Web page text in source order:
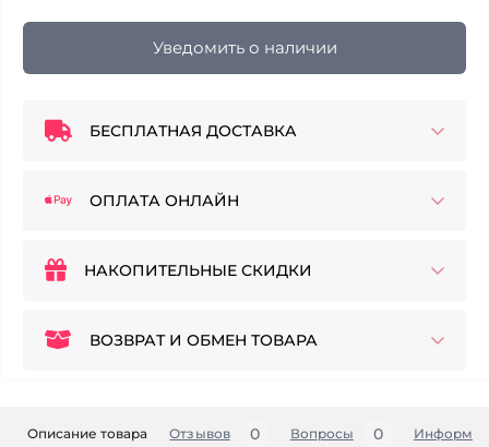
Уведомить о наличии
БЕСПЛАТНАЯ ДОСТАВКА
ОПЛАТА ОНЛАЙН
НАКОПИТЕЛЬНЫЕ СКИДКИ
ВОЗВРАТ И ОБМЕН ТОВАРА
Описание товара Отзывов 0 Вопросы 0